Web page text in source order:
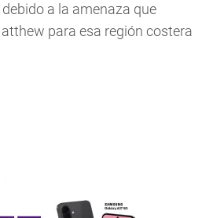
a la amenaza que
para esa región costera